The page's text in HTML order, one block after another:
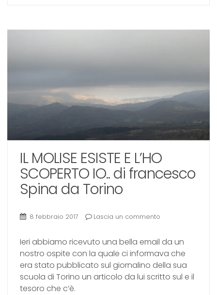
IL MOLISE ESISTE E L’HO
SCOPERTO IO.. di francesco
Spina da Torino
8 febbraio 2017 Lascia un commento
Ieri abbiamo ricevuto una bella email da un
nostro ospite con la quale ci informava che
era stato pubblicato sul giornalino della sua
scuola di Torino un articolo da lui scritto sul e il
tesoro che c’è.